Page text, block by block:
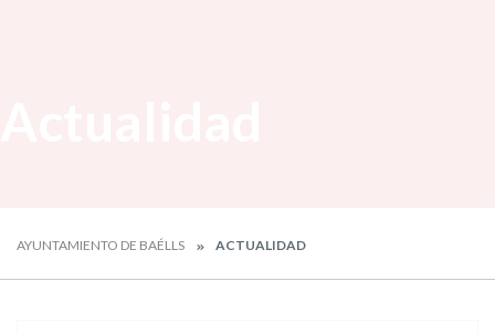
AYUNTAMIENTO DE BAÉLLS ACTUALIDAD